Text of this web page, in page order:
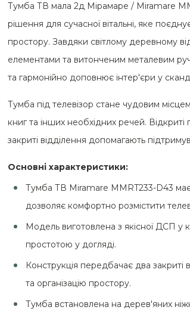
Тумба ТВ мала 2д Мірамаре / Miramare
рішення для сучасної вітальні, яке
простору. Завдяки світлому деревному
елементами та витонченим металевим
та гармонійно доповнює інтер'єри у
Тумба під телевізор стане чудовим
книг та інших необхідних речей.
закриті відділення допомагають
Основні характеристики:
Тумба ТВ Miramare MMRT233-D43
дозволяє комфортно розмістити
Модель виготовлена з якісної ДСП у
простотою у догляді.
Конструкція передбачає два закриті
та організацію простору.
Тумба встановлена на дерев'яних